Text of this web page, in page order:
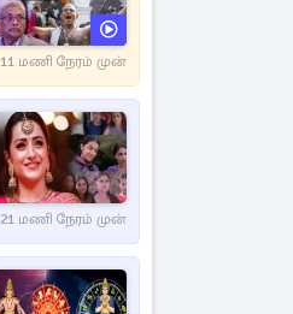
11 மணி நேரம் முன்
21 மணி நேரம் முன்